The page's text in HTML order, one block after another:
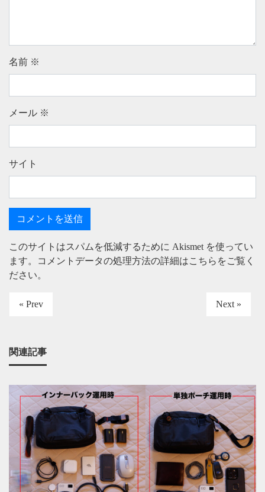
名前 ※
メール ※
サイト
このサイトはスパムを低減するために Akismet を使ってい
ます。
コメントデータの処理方法の詳細はこちらをご覧く
ださい。
« Prev Next »
関連記事